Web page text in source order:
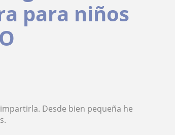
para niños
Desde bien pequeña he